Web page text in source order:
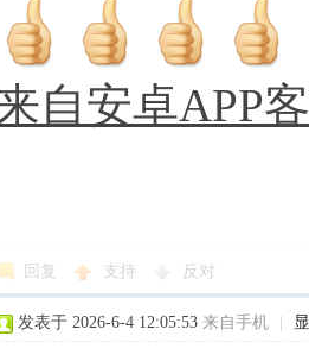
自安卓APP
回复 支持 反对
发表于 2026-6-4 12:05:53 来自手机